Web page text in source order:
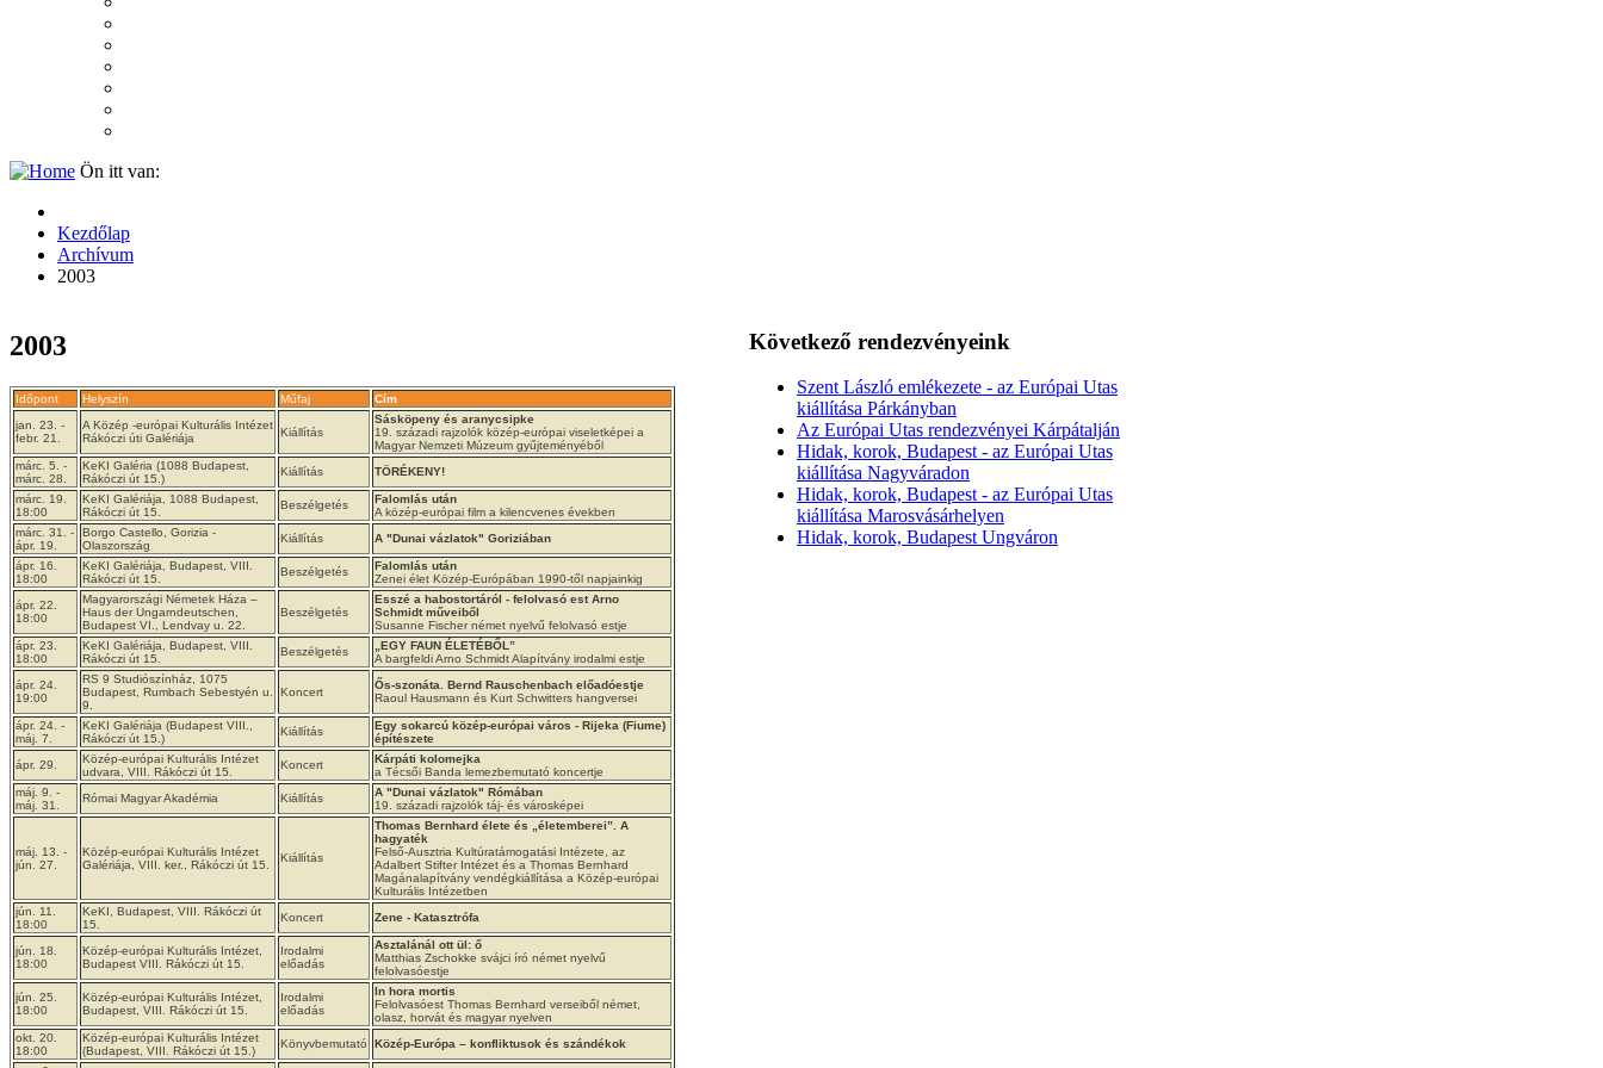
Ön itt van:
Kezdőlap
Archívum
2003
2003
Időpont Helyszín Műfaj
Cím
jan. 23. -
febr. 21.
A Közép -európai Kulturális Intézet
Rákóczi úti Galériája
Kiállítás
Sásköpeny és aranycsipke
19. századi rajzolók közép-európai viseletképei a
Magyar Nemzeti Múzeum gyűjteményéből
márc. 5. -
márc. 28.
KeKI Galéria (1088 Budapest,
Rákóczi út 15.)
Kiállítás TÖRÉKENY!
márc. 19.
18:00
KeKI Galériája, 1088 Budapest,
Rákóczi út 15.
Beszélgetés
Falomlás után
A közép-európai film a kilencvenes években
márc. 31. -
ápr. 19.
Borgo Castello, Gorizia -
Olaszország
Kiállítás A "Dunai vázlatok" Goriziában
ápr. 16.
18:00
KeKI Galériája, Budapest, VIII.
Rákóczi út 15.
Beszélgetés
Falomlás után
Zenei élet Közép-Európában 1990-től napjainkig
ápr. 22.
18:00
Magyarországi Németek Háza –
Haus der Ungarndeutschen,
Budapest VI., Lendvay u. 22.
Beszélgetés
Esszé a habostortáról - felolvasó est Arno
Schmidt műveiből
Susanne Fischer német nyelvű felolvasó estje
ápr. 23.
18:00
KeKI Galériája, Budapest, VIII.
Rákóczi út 15.
Beszélgetés
„EGY FAUN ÉLETÉBŐL”
A bargfeldi Arno Schmidt Alapítvány irodalmi estje
ápr. 24.
19:00
RS 9 Studiószínház, 1075
Budapest, Rumbach Sebestyén u.
9.
Koncert
Ős-szonáta. Bernd Rauschenbach előadóestje
Raoul Hausmann és Kurt Schwitters hangversei
ápr. 24. -
máj. 7.
KeKI Galériája (Budapest VIII.,
Rákóczi út 15.)
Kiállítás
Egy sokarcú közép-európai város - Rijeka (Fiume)
építészete
ápr. 29.
Közép-európai Kulturális Intézet
udvara, VIII. Rákóczi út 15.
Koncert
Kárpáti kolomejka
a Técsői Banda lemezbemutató koncertje
máj. 9. -
máj. 31.
Római Magyar Akadémia Kiállítás
A "Dunai vázlatok" Rómában
19. századi rajzolók táj- és városképei
máj. 13. -
jún. 27.
Közép-európai Kulturális Intézet
Galériája, VIII. ker., Rákóczi út 15.
Kiállítás
Thomas Bernhard élete és „életemberei”. A
hagyaték
Felső-Ausztria Kultúratámogatási Intézete, az
Adalbert Stifter Intézet és a Thomas Bernhard
Magánalapítvány vendégkiállítása a Közép-európai
Kulturális Intézetben
jún. 11.
18:00
KeKI, Budapest, VIII. Rákóczi út
15.
Koncert Zene - Katasztrófa
jún. 18.
18:00
Közép-európai Kulturális Intézet,
Budapest VIII. Rákóczi út 15.
Irodalmi
előadás
Asztalánál ott ül: ő
Matthias Zschokke svájci író német nyelvű
felolvasóestje
jún. 25.
18:00
Közép-európai Kulturális Intézet,
Budapest, VIII. Rákóczi út 15.
Irodalmi
előadás
In hora mortis
Felolvasóest Thomas Bernhard verseiből német,
olasz, horvát és magyar nyelven
okt. 20.
18:00
Közép-európai Kulturális Intézet
(Budapest, VIII. Rákóczi út 15.)
Könyvbemutató Közép-Európa – konfliktusok és szándékok
Következő rendezvényeink
Szent László emlékezete - az Európai Utas
kiállítása Párkányban
Az Európai Utas rendezvényei Kárpátalján
Hidak, korok, Budapest - az Európai Utas
kiállítása Nagyváradon
Hidak, korok, Budapest - az Európai Utas
kiállítása Marosvásárhelyen
Hidak, korok, Budapest Ungváron